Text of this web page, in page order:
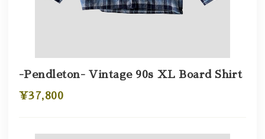
-Pendleton- Vintage 90s XL Board Shirt
¥37,800